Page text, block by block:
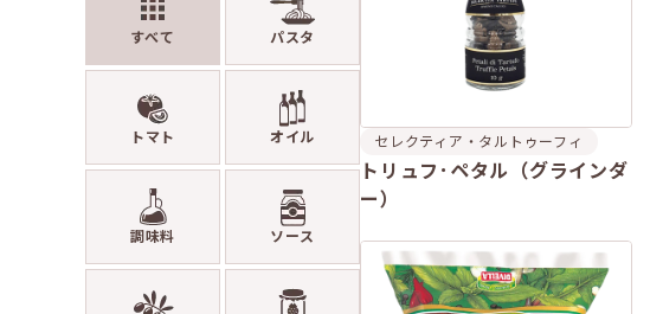
すべて パスタ
トマト オイル
調味料 ソース
セレクティア・タルトゥーフィ
トリュフ･ペタル（グラインダ
ー）